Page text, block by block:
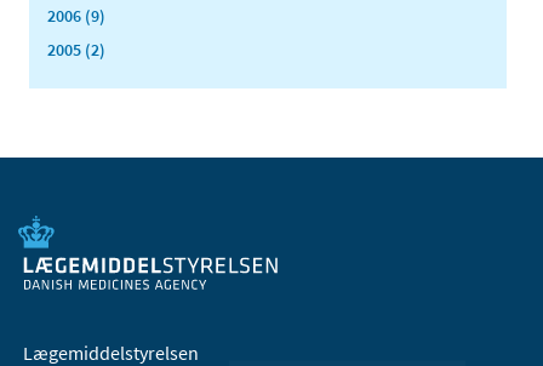
2006 (9)
2005 (2)
Lægemiddelstyrelsen